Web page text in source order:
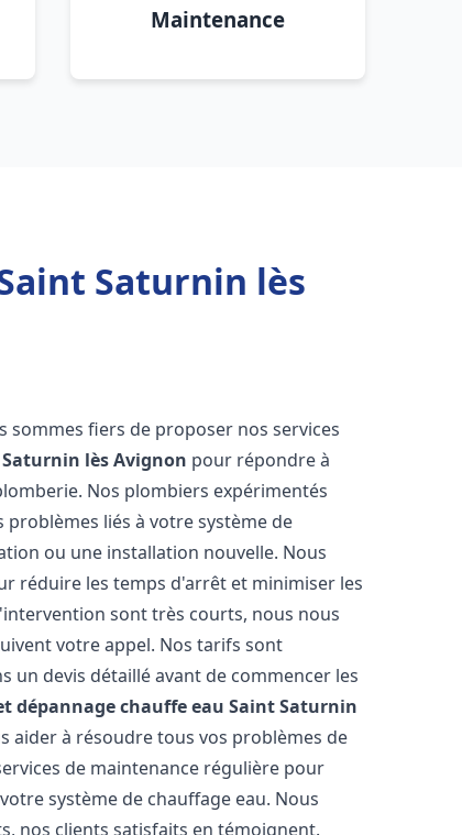
Maintenance
Saturnin lès
sommes fiers de proposer nos services
lès Avignon pour répondre à
Nos plombiers expérimentés
liés à votre système de
ou une installation nouvelle. Nous
réduire les temps d'arrêt et minimiser les
sont très courts, nous nous
votre appel. Nos tarifs sont
devis détaillé avant de commencer les
dépannage chauffe eau Saint Saturnin
aider à résoudre tous vos problèmes de
de maintenance régulière pour
système de chauffage eau. Nous
nos clients satisfaits en témoignent.